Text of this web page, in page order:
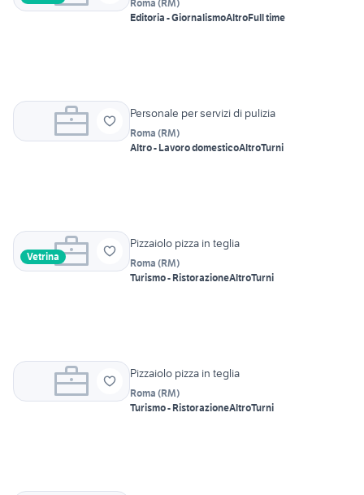
Roma (RM)
Editoria - GiornalismoAltroFull time
Personale per servizi di pulizia
Roma (RM)
Altro - Lavoro domesticoAltroTurni
Vetrina
Pizzaiolo pizza in teglia
Roma (RM)
Turismo - RistorazioneAltroTurni
Pizzaiolo pizza in teglia
Roma (RM)
Turismo - RistorazioneAltroTurni